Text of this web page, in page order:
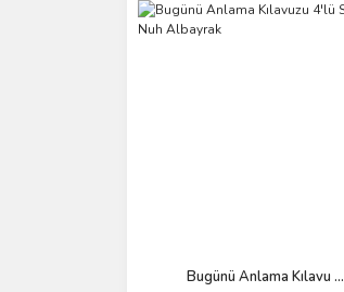
Bugünü Anlama Kılavu ...